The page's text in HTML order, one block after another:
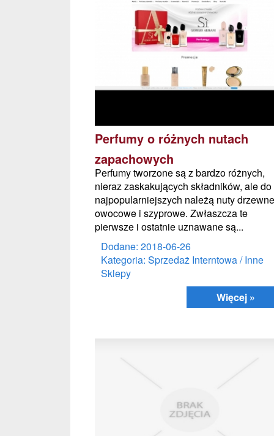
Perfumy o różnych nutach
zapachowych
Perfumy tworzone są z bardzo różnych,
nieraz zaskakujących składników, ale do
najpopularniejszych należą nuty
owocowe i szyprowe. Zwłaszcza te
pierwsze i ostatnie uznawane są...
Dodane: 2018-06-26
Kategoria: Sprzedaż Interntowa / Inne
Sklepy
Więcej »